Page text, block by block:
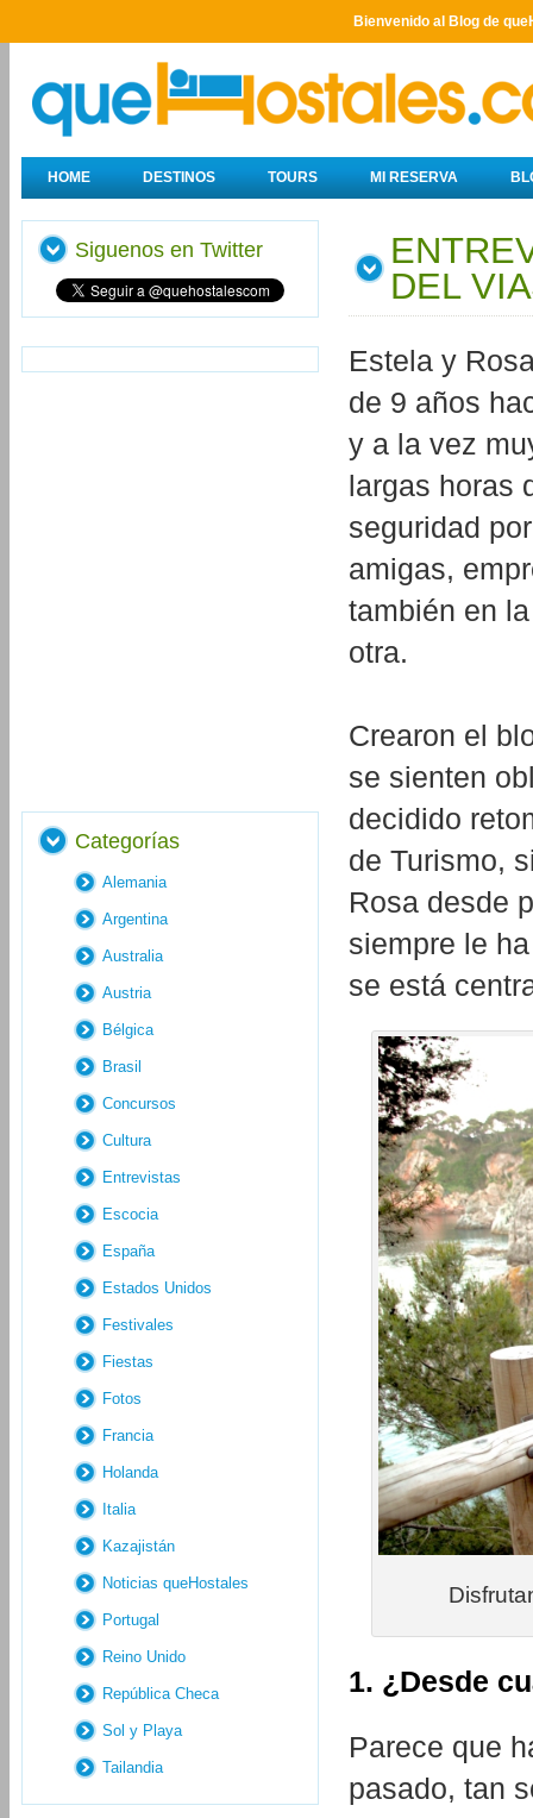
Bienvenido al Blog de
HOME DESTINOS TOURS MI RESERVA
DEL
Estela y
de 9 años
y a la vez
largas horas
seguridad
amigas,
también en
otra.
Crearon el
se sienten
decidido
de Turismo,
Rosa desde
siempre le
se está
1. ¿Desde
Parece que
pasado, tan
Siguenos en Twitter
Categorías
Alemania
Argentina
Australia
Austria
Bélgica
Brasil
Concursos
Cultura
Entrevistas
Escocia
España
Estados Unidos
Festivales
Fiestas
Fotos
Francia
Holanda
Italia
Kazajistán
Noticias queHostales
Portugal
Reino Unido
República Checa
Sol y Playa
Tailandia